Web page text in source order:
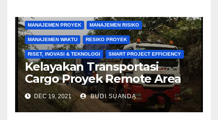
MANAJEMEN PROYEK MANAJEMEN RISIKO
MANAJEMEN WAKTU RESIKO PROYEK
RISET, INOVASI & TEKNOLOGI SMART PROJECT EFFICIENCY
Kelayakan Transportasi
Cargo Proyek Remote Area
DEC 19, 2021 BUDI SUANDA